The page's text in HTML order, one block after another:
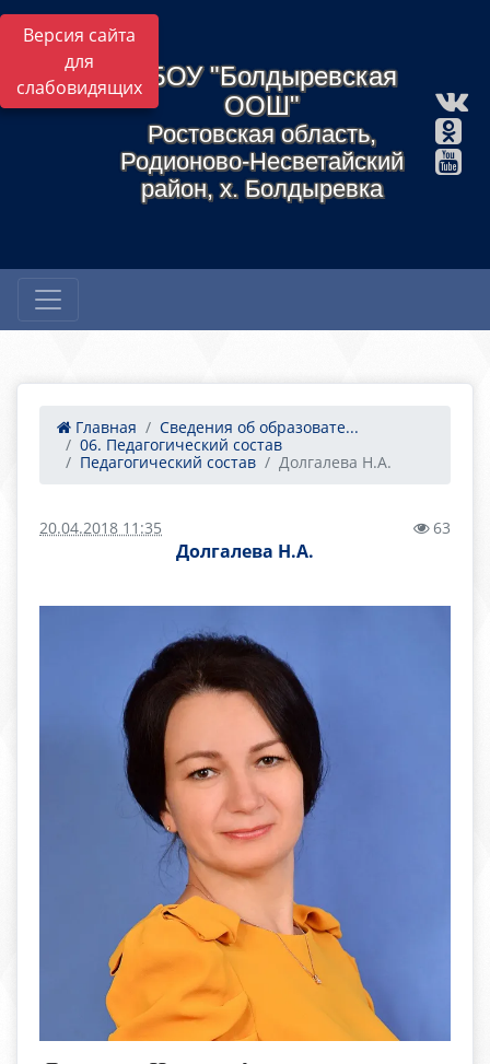
Версия сайта
для
слабовидящихМБОУ "Болдыревская
ООШ"
Ростовская область,
Родионово-Несветайский
район, х. Болдыревка
Главная
Сведения об образовате...
06. Педагогический состав
Педагогический состав
Долгалева Н.А.
20.04.2018 11:35 63
Долгалева Н.А.